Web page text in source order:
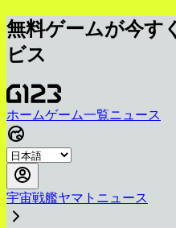
無料ゲームが今す
ビス
ホームゲーム一覧ニュース
宇宙戦艦ヤマトニュース